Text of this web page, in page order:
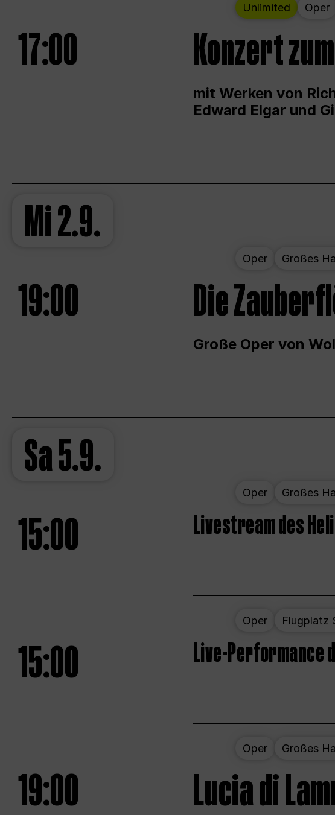
Unlimited Oper
17:00 Konzert
mit Werken von
Edward Elgar und
Mi2.9.
Oper Großes
19:00 Die
Große Oper von
Sa5.9.
Oper Großes
15:00 Livestream des
Oper Flugplatz
15:00 Live-
Oper Großes
19:00 Lucia di